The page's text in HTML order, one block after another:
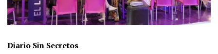
Diario Sin Secretos